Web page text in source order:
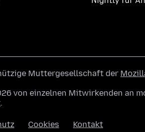
Muttergesellschaft der
von einzelnen Mitwirkenden an
.
Cookies Kontakt